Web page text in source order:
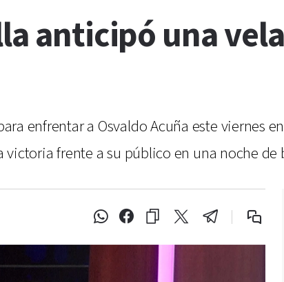
anticipó una
enfrentar a Osvaldo Acuña este viernes
victoria frente a su público en una noche de